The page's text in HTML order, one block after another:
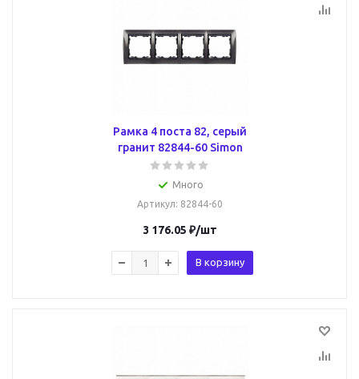
Рамка 4 поста 82, серый
гранит 82844-60 Simon
Много
Артикул: 82844-60
3 176.05 ₽/шт
В корзину